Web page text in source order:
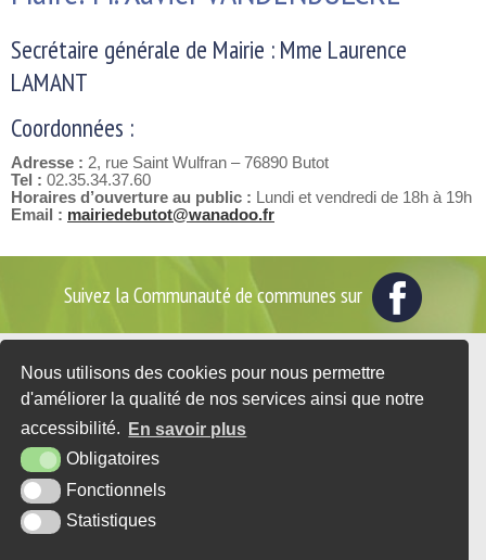
Nous utilisons des cookies pour nous permettre
d'améliorer la qualité de nos services ainsi que notre
accessibilité.
En savoir plus
Obligatoires
Fonctionnels
Statistiques
Secrétaire générale de Mairie : Mme Laurence
LAMANT
Coordonnées :
Adresse : 2, rue Saint Wulfran – 76890 Butot
Tel : 02.35.34.37.60
Horaires d’ouverture au public : Lundi et vendredi de 18h à 19h
Email : mairiedebutot@wanadoo.fr
Suivez la Communauté de communes sur
2 place du Général de Gaulle - BP35
76560 DOUDEVILLE
Tél. : 02 35 95 07 25